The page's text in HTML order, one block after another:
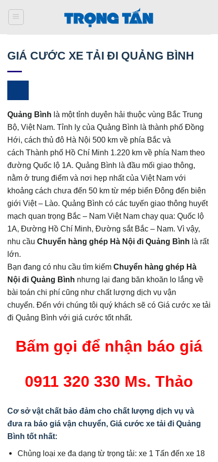
qua
GIÁ CƯỚC XE TẢI ĐI QUẢNG BÌNH
Quảng Bình là một tỉnh duyên hải thuộc vùng Bắc Trung
Bộ, Việt Nam. Tỉnh lỵ của Quảng Bình là thành phố Đồng
Hới, cách thủ đô Hà Nội 500 km về phía Bắc và
cách Thành phố Hồ Chí Minh 1.220 km về phía Nam theo
đường Quốc lộ 1A. Quảng Bình là đầu mối giao thông,
nằm ở trung điểm và nơi hẹp nhất của Việt Nam với
khoảng cách chưa đến 50 km từ mép biển Đông đến biên
giới Việt – Lào. Quảng Bình có các tuyến giao thông huyết
mạch quan trọng Bắc – Nam Việt Nam chạy qua: Quốc lộ
1A, Đường Hồ Chí Minh, Đường sắt Bắc – Nam. Vì vậy,
nhu cầu Chuyển hàng ghép Hà Nội đi Quảng Bình là rất
lớn.
Bạn đang có nhu cầu tìm kiếm Chuyển hàng ghép Hà
Nội đi Quảng Bình nhưng lại đang băn khoăn lo lắng về
bài toán chi phí cũng như chất lượng dịch vụ vận
chuyển. Đến với chúng tôi quý khách sẽ có Giá cước xe tải
đi Quảng Bình với giá cước tốt nhất.
Bấm gọi để nhận báo giá
0911 320 330 Ms. Thảo
Cơ sở vật chất bảo đảm cho chất lượng dịch vụ và
đưa ra báo giá vận chuyển, Giá cước xe tải đi Quảng
Bình tốt nhất:
Chủng loại xe đa dạng từ trọng tải: xe 1 Tấn đến xe 18